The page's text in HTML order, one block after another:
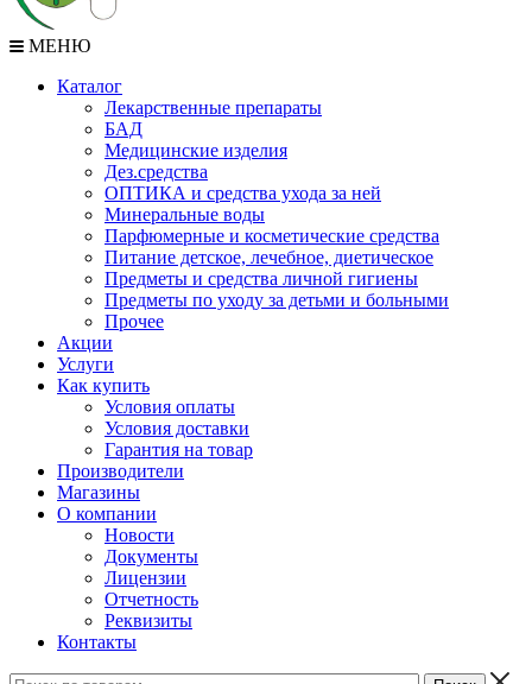
МЕНЮ
Каталог
Лекарственные препараты
БАД
Медицинские изделия
Дез.средства
ОПТИКА и средства ухода за ней
Минеральные воды
Парфюмерные и косметические средства
Питание детское, лечебное, диетическое
Предметы и средства личной гигиены
Предметы по уходу за детьми и больными
Прочее
Акции
Услуги
Как купить
Условия оплаты
Условия доставки
Гарантия на товар
Производители
Магазины
О компании
Новости
Документы
Лицензии
Отчетность
Реквизиты
Контакты